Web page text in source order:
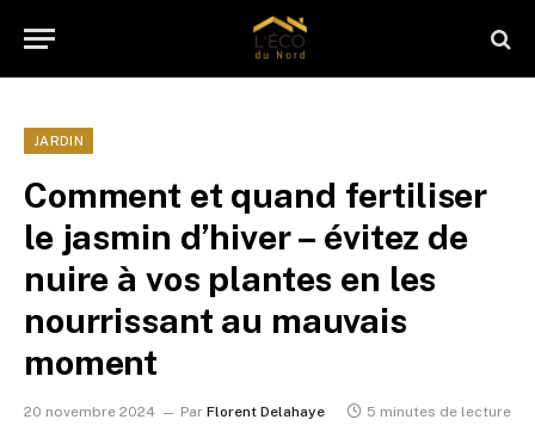
JARDIN
Comment et quand fertiliser
le jasmin d’hiver – évitez de
nuire à vos plantes en les
nourrissant au mauvais
moment
20 novembre 2024 Par Florent Delahaye 5 minutes de lecture